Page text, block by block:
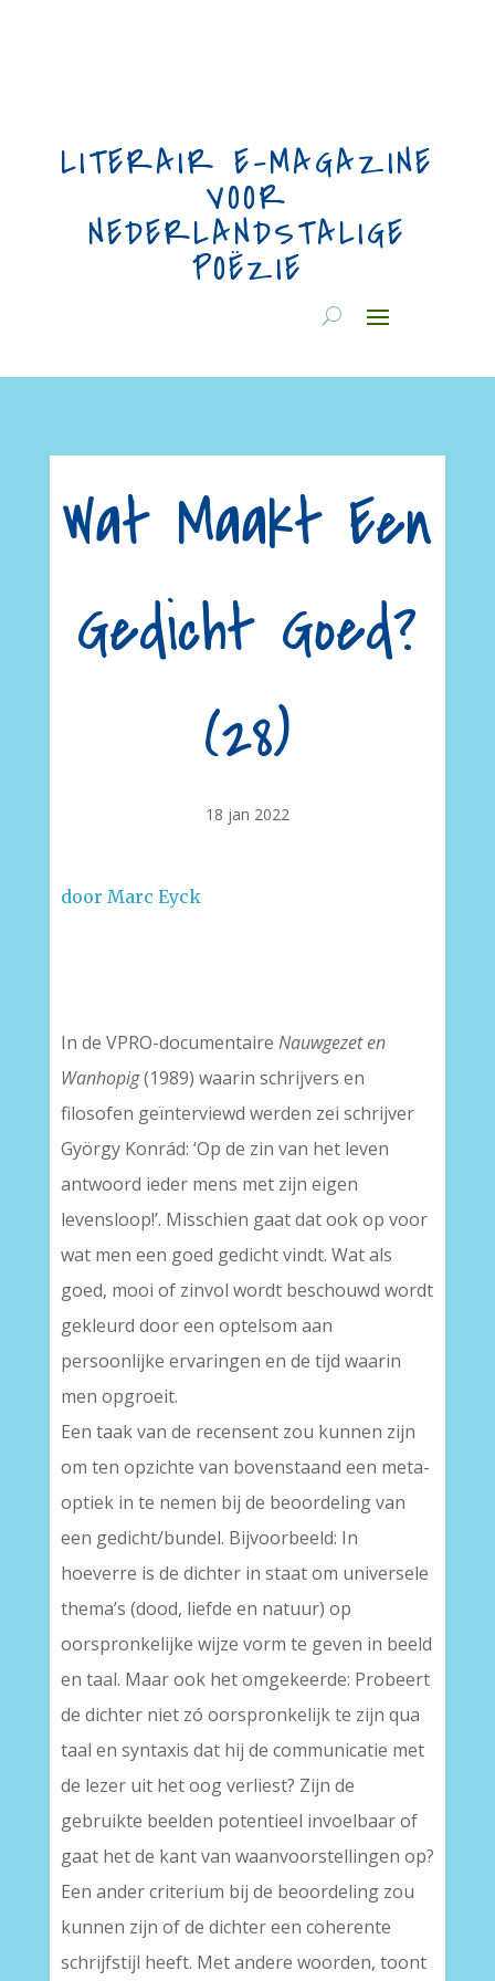
LITERAIR E-MAGAZINE
VOOR
NEDERLANDSTALIGE
POËZIE
Wat Maakt Een
Gedicht Goed?
(28)
18 jan 2022
door Marc Eyck
In de VPRO-documentaire Nauwgezet en
Wanhopig(1989) waarin schrijvers en
filosofen geïnterviewd werden zei schrijver
György Konrád: ‘Op de zin van het leven
antwoord ieder mens met zijn eigen
levensloop!’. Misschien gaat dat ook op voor
wat men een goed gedicht vindt. Wat als
goed, mooi of zinvol wordt beschouwd wordt
gekleurd door een optelsom aan
persoonlijke ervaringen en de tijd waarin
men opgroeit.
Een taak van de recensent zou kunnen zijn
om ten opzichte van bovenstaand een meta-
optiek in te nemen bij de beoordeling van
een gedicht/bundel. Bijvoorbeeld: In
hoeverre is de dichter in staat om universele
thema’s (dood, liefde en natuur) op
oorspronkelijke wijze vorm te geven in beeld
en taal. Maar ook het omgekeerde: Probeert
de dichter niet zó oorspronkelijk te zijn qua
taal en syntaxis dat hij de communicatie met
de lezer uit het oog verliest? Zijn de
gebruikte beelden potentieel invoelbaar of
gaat het de kant van waanvoorstellingen op?
Een ander criterium bij de beoordeling zou
kunnen zijn of de dichter een coherente
schrijfstijl heeft. Met andere woorden, toont